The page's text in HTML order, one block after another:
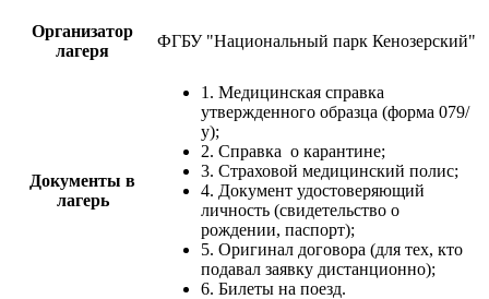
Организатор
лагеря
ФГБУ "Национальный парк Кенозерский"
Документы в
лагерь
1. Медицинская справка
утвержденного образца (форма 079/
у);
2. Справка о карантине;
3. Страховой медицинский полис;
4. Документ удостоверяющий
личность (свидетельство о
рождении, паспорт);
5. Оригинал договора (для тех, кто
подавал заявку дистанционно);
6. Билеты на поезд.